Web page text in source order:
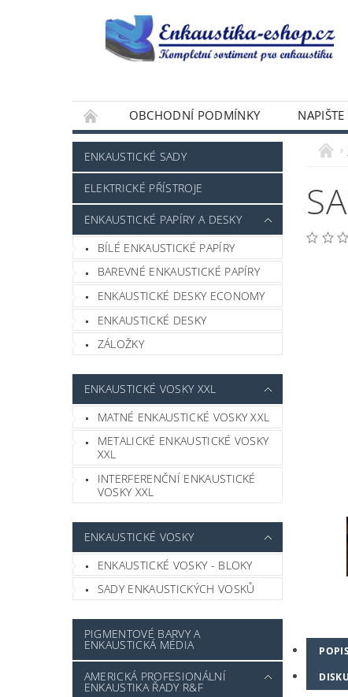
OBCHODNÍ PODMÍNKY
ENKAUSTICKÉ SADY
ELEKTRICKÉ PŘÍSTROJE
ENKAUSTICKÉ PAPÍRY A DESKY
BÍLÉ ENKAUSTICKÉ PAPÍRY
BAREVNÉ ENKAUSTICKÉ PAPÍRY
ENKAUSTICKÉ DESKY ECONOMY
ENKAUSTICKÉ DESKY
ZÁLOŽKY
ENKAUSTICKÉ VOSKY XXL
MATNÉ ENKAUSTICKÉ VOSKY XXL
METALICKÉ ENKAUSTICKÉ VOSKY
XXL
INTERFERENČNÍ ENKAUSTICKÉ
VOSKY XXL
ENKAUSTICKÉ VOSKY
ENKAUSTICKÉ VOSKY - BLOKY
SADY ENKAUSTICKÝCH VOSKŮ
PIGMENTOVÉ BARVY A
ENKAUSTICKÁ MÉDIA
AMERICKÁ PROFESIONÁLNÍ
ENKAUSTIKA ŘADY R&F
POPIS